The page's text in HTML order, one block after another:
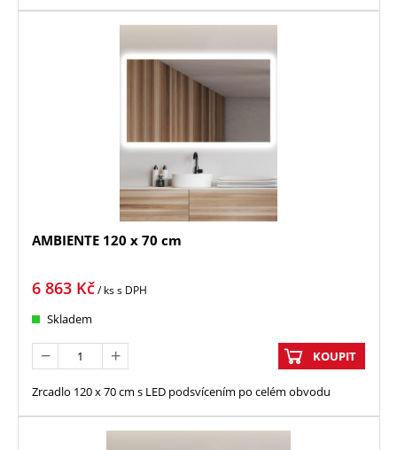
AMBIENTE 120 x 70 cm
6 863 Kč/ kss DPH
Skladem
KOUPIT
Zrcadlo 120 x 70 cm s LED podsvícením po celém obvodu